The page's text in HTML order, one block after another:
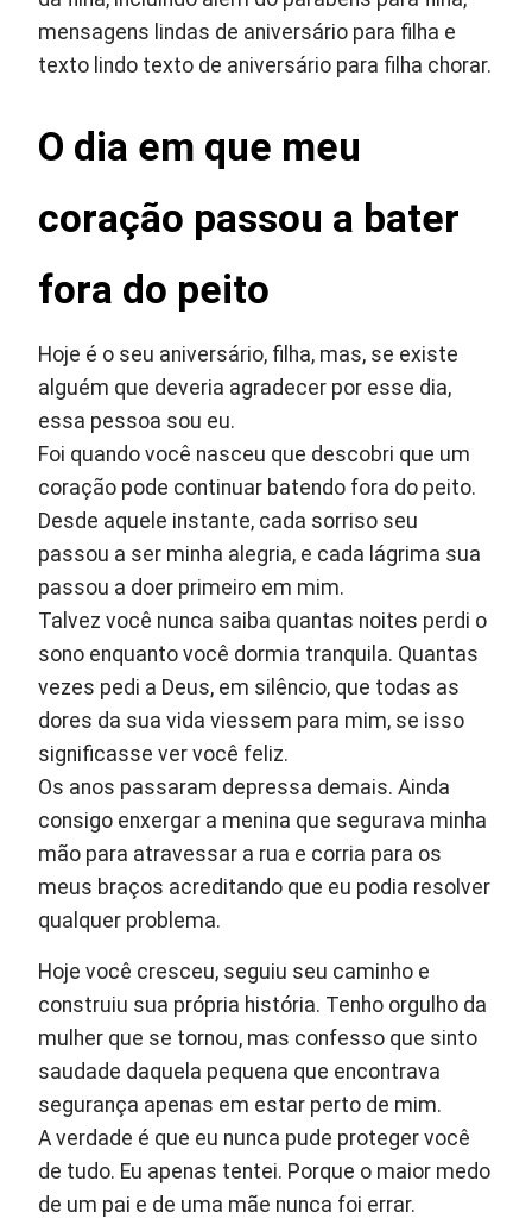
mensagens lindas de aniversário para filha e
texto lindo texto de aniversário para filha chorar.
O dia em que meu
coração passou a bater
fora do peito
Hoje é o seu aniversário, filha, mas, se existe
alguém que deveria agradecer por esse dia,
essa pessoa sou eu.
Foi quando você nasceu que descobri que um
coração pode continuar batendo fora do peito.
Desde aquele instante, cada sorriso seu
passou a ser minha alegria, e cada lágrima sua
passou a doer primeiro em mim.
Talvez você nunca saiba quantas noites perdi o
sono enquanto você dormia tranquila. Quantas
vezes pedi a Deus, em silêncio, que todas as
dores da sua vida viessem para mim, se isso
significasse ver você feliz.
Os anos passaram depressa demais. Ainda
consigo enxergar a menina que segurava minha
mão para atravessar a rua e corria para os
meus braços acreditando que eu podia resolver
qualquer problema.
Hoje você cresceu, seguiu seu caminho e
construiu sua própria história. Tenho orgulho da
mulher que se tornou, mas confesso que sinto
saudade daquela pequena que encontrava
segurança apenas em estar perto de mim.
A verdade é que eu nunca pude proteger você
de tudo. Eu apenas tentei. Porque o maior medo
de um pai e de uma mãe nunca foi errar.